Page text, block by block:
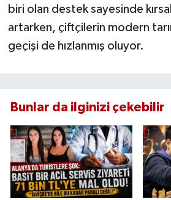
biri olan destek sayesinde
artarken, çiftçilerin modern
geçişi de hızlanmış oluyor.
Bunlar da ilginizi çekebilir